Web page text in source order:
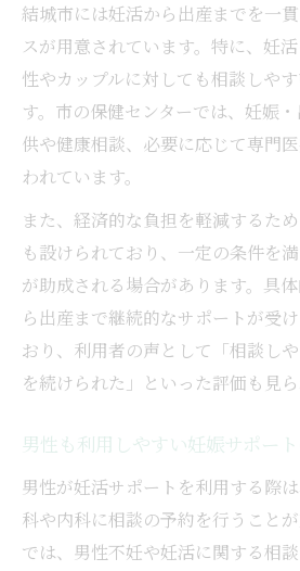
結城市には妊活から出産までを一
スが用意されています。特に、妊
性やカップルに対しても相談しや
す。市の保健センターでは、妊娠
供や健康相談、必要に応じて専門
われています。
また、経済的な負担を軽減するた
も設けられており、一定の条件を
が助成される場合があります。具
ら出産まで継続的なサポートが受
おり、利用者の声として「相談し
を続けられた」といった評価も見ら
男性も利用しやすい妊娠サポー
男性が妊活サポートを利用する際
科や内科に相談の予約を行うこと
では、男性不妊や妊活に関する相